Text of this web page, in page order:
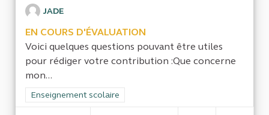
JADE
EN COURS D'ÉVALUATION
Voici quelques questions pouvant être utiles
pour rédiger votre contribution :Que concerne
mon...
Filtrer les résultats de la catégorie : Enseignement scolaire
Enseignement scolaire